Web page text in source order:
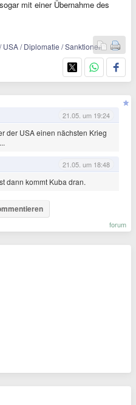
mit einer Übernahme des
USA / Diplomatie / Sanktionen
21.05. um 19:24
der USA einen nächsten Krieg
21.05. um 18:48
dann kommt Kuba dran.
forum